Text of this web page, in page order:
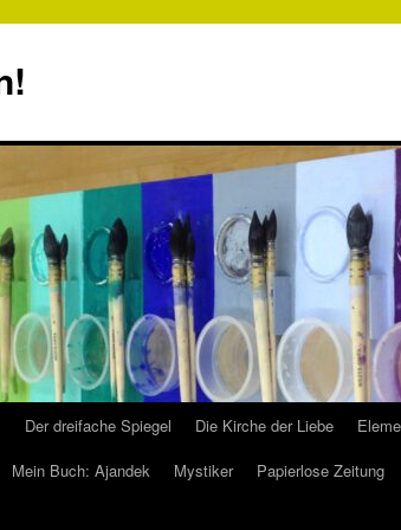
Der dreifache Spiegel Die Kirche der Liebe
Mein Buch: Ajandek Mystiker Papierlose Zeitung